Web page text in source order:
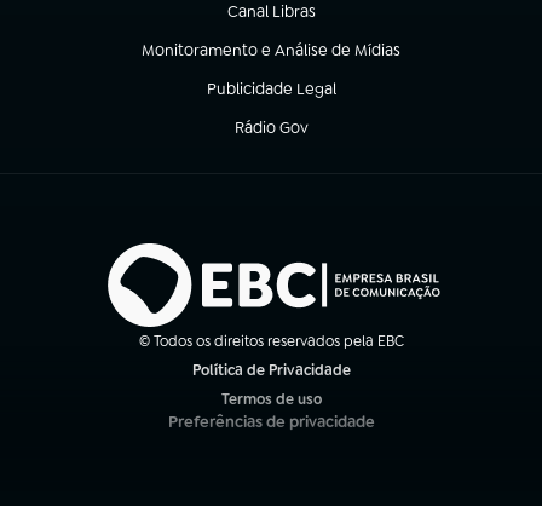
Canal Libras
(abre em nova aba)
Monitoramento e Análise de Mídias
(abre em nova aba)
Publicidade Legal
(abre em nova aba)
Rádio Gov
(abre em nova aba)
© Todos os direitos reservados pela EBC
Política de Privacidade
Termos de uso
(abre em nova aba)
Preferências de privacidade